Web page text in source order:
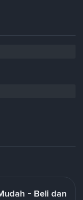
- Beli dan